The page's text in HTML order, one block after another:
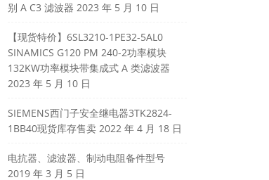
别 A C3 滤波器 2023 年 5 月 10 日
【现货特价】6SL3210-1PE32-5AL0
SINAMICS G120 PM 240-2功率模块
132KW功率模块带集成式 A 类滤波器
2023 年 5 月 10 日
SIEMENS西门子安全继电器3TK2824-
1BB40现货库存售卖 2022 年 4 月 18 日
电抗器、滤波器、制动电阻备件型号
2019 年 3 月 5 日